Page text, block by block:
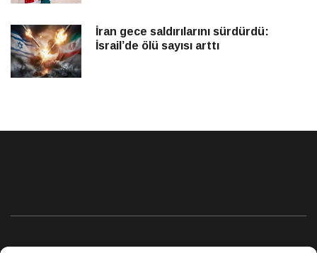
İran gece saldırılarını sürdürdü:
İsrail’de ölü sayısı arttı